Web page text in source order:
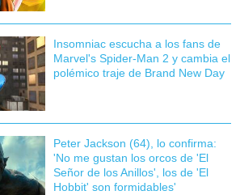
Insomniac escucha a los fans de
Marvel's Spider-Man 2 y cambia el
polémico traje de Brand New Day
Peter Jackson (64), lo confirma:
'No me gustan los orcos de 'El
Señor de los Anillos', los de 'El
Hobbit' son formidables'